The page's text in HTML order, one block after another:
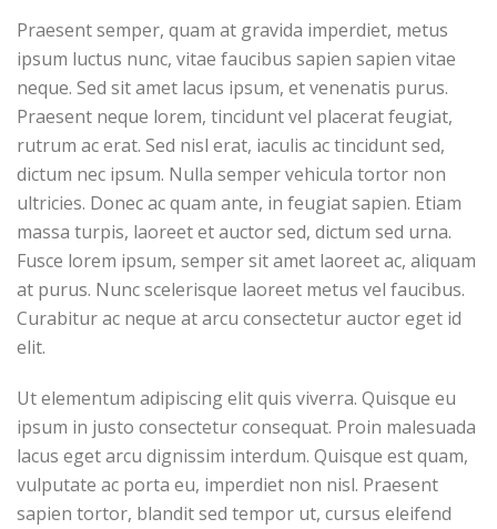
Praesent semper, quam at gravida imperdiet, metus
ipsum luctus nunc, vitae faucibus sapien sapien vitae
neque. Sed sit amet lacus ipsum, et venenatis purus.
Praesent neque lorem, tincidunt vel placerat feugiat,
rutrum ac erat. Sed nisl erat, iaculis ac tincidunt sed,
dictum nec ipsum. Nulla semper vehicula tortor non
ultricies. Donec ac quam ante, in feugiat sapien. Etiam
massa turpis, laoreet et auctor sed, dictum sed urna.
Fusce lorem ipsum, semper sit amet laoreet ac, aliquam
at purus. Nunc scelerisque laoreet metus vel faucibus.
Curabitur ac neque at arcu consectetur auctor eget id
elit.
Ut elementum adipiscing elit quis viverra. Quisque eu
ipsum in justo consectetur consequat. Proin malesuada
lacus eget arcu dignissim interdum. Quisque est quam,
vulputate ac porta eu, imperdiet non nisl. Praesent
sapien tortor, blandit sed tempor ut, cursus eleifend